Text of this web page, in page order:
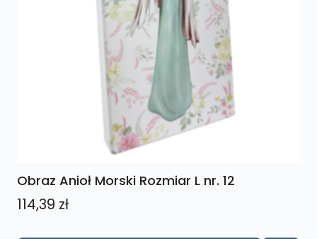
Obraz Anioł Morski Rozmiar L nr. 12
114,39 zł